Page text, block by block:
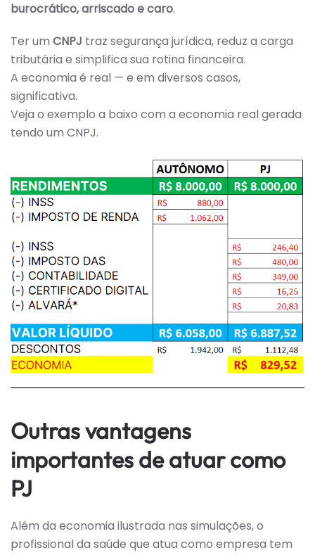
burocrático, arriscado e caro.
Ter um CNPJ traz segurança jurídica, reduz a carga
tributária e simplifica sua rotina financeira.
A economia é real — e em diversos casos,
significativa.
Veja o exemplo a baixo com a economia real gerada
tendo um CNPJ.
Outras vantagens
importantes de atuar como
PJ
Além da economia ilustrada nas simulações, o
profissional da saúde que atua como empresa tem